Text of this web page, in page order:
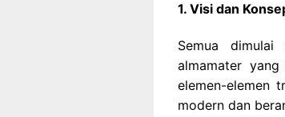
1. Visi dan
Semua
almamater
elemen-elemen
modern dan